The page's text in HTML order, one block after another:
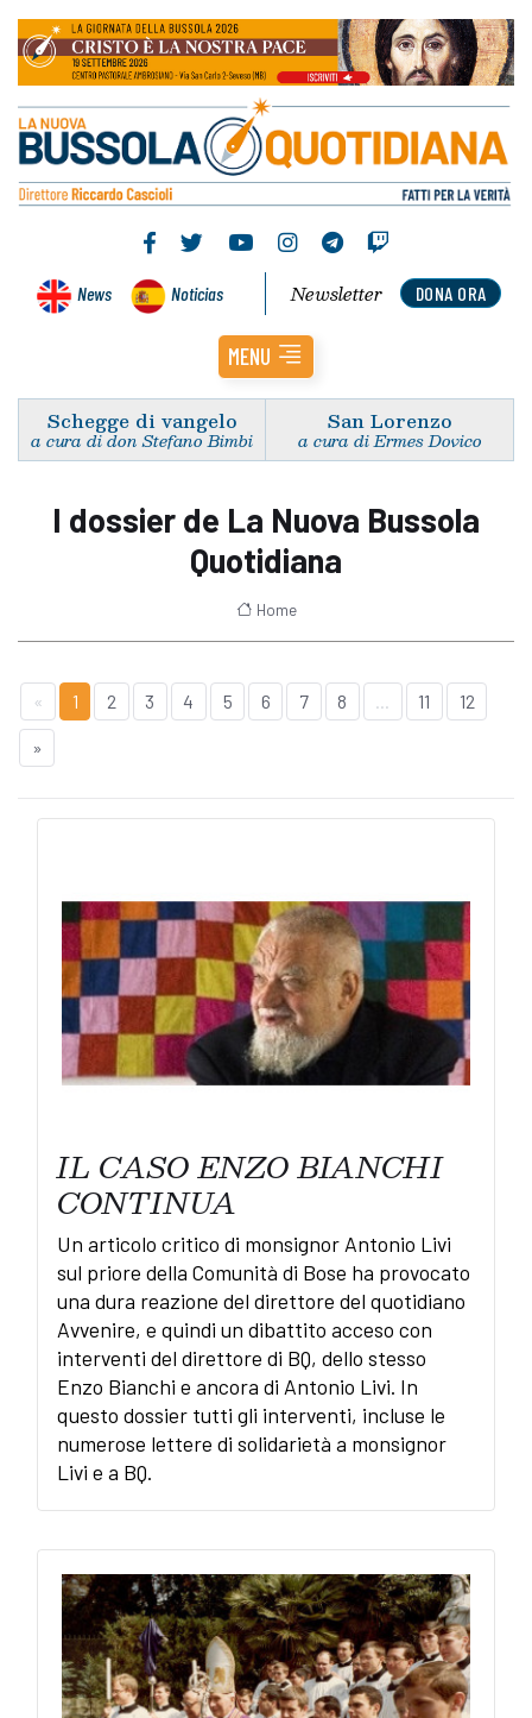
News Noticias DONA ORA
Newsletter
MENU
Schegge di vangelo
a cura di don Stefano Bimbi
San Lorenzo
a cura di Ermes Dovico
I dossier de La Nuova Bussola
Quotidiana
Home
« 1 2 3 4 5 6 7 8 11 12
»
IL CASO ENZO BIANCHI
CONTINUA
Un articolo critico di monsignor Antonio Livi
sul priore della Comunità di Bose ha provocato
una dura reazione del direttore del quotidiano
Avvenire, e quindi un dibattito acceso con
interventi del direttore di BQ, dello stesso
Enzo Bianchi e ancora di Antonio Livi. In
questo dossier tutti gli interventi, incluse le
numerose lettere di solidarietà a monsignor
Livi e a BQ.